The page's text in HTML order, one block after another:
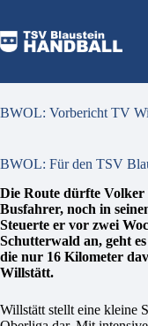
BWOL: Vorbericht TV
BWOL: Für den TSV
Die Route dürfte Volker
Busfahrer, noch in
Steuerte er vor zwei
Schutterwald an, geht
die nur 16 Kilometer
Willstätt.
Willstätt stellt eine kleine